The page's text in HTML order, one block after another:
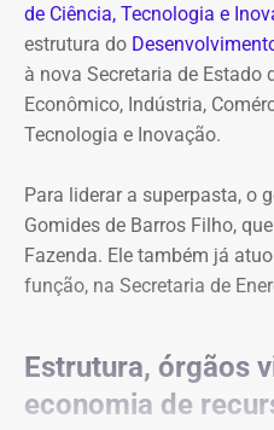
de Ciência, Tecnologia e
estrutura do
à nova Secretaria de Estado
Econômico, Indústria,
Tecnologia e Inovação.
Para liderar a superpasta, o
Gomides de Barros Filho,
Fazenda. Ele também já
função, na Secretaria de
Estrutura, órgãos
economia de